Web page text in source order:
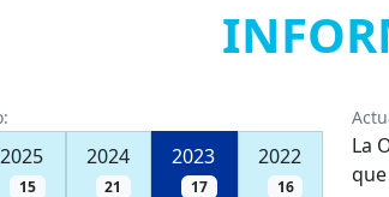
2025
15
2024
21
2023
17
2022
16
La